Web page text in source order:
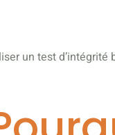
un test d’intégrité